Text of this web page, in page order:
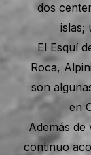
dos
islas;
El Esquí
Roca,
son
en
Además de
continuo